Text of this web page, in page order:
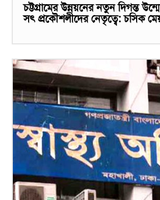
চট্টগ্রামের উন্নয়নের নতুন দিগন্ত
সৎ প্রকৌশলীদের নেতৃত্বে: চসিক